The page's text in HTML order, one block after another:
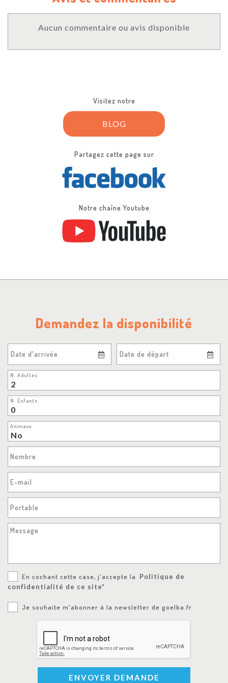
Aucun commentaire ou avis disponible
Visitez notre
BLOG
Partagez cette page sur
Notre chaîne Youtube
Demandez la disponibilité
Date d'arrivée Date de départ
N. Adultes
N. Enfants
Animaux
Nombre
E-mail
Portable
Message
En cochant cette case, j'accepte la
Politique de
confidentialité de ce site*
Je souhaite m'abonner à la newsletter de goelba.fr
ENVOYER DEMANDE